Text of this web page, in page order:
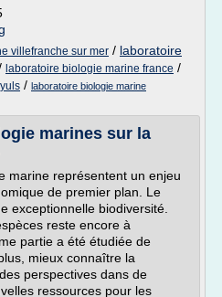
villefranche sur mer / laboratoire
laboratoire biologie marine france /
/ laboratoire biologie marine
marines sur la
marine représentent un enjeu
de premier plan. Le
exceptionnelle biodiversité.
reste encore à
partie a été étudiée de
mieux connaître la
perspectives dans de
ressources pour les